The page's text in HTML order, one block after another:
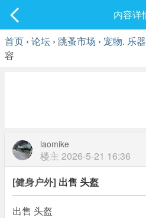
内容详
首页 › 论坛 › 跳蚤市场 › 宠物. 乐
容
laomike
楼主 2026-5-21 16:36
[健身户外] 出售 头盔
出售 头盔